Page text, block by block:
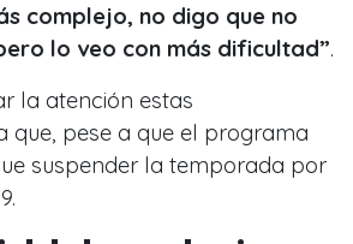
complejo, no digo que no
lo veo con más dificultad”.
la atención estas
que, pese a que el programa
suspender la temporada por